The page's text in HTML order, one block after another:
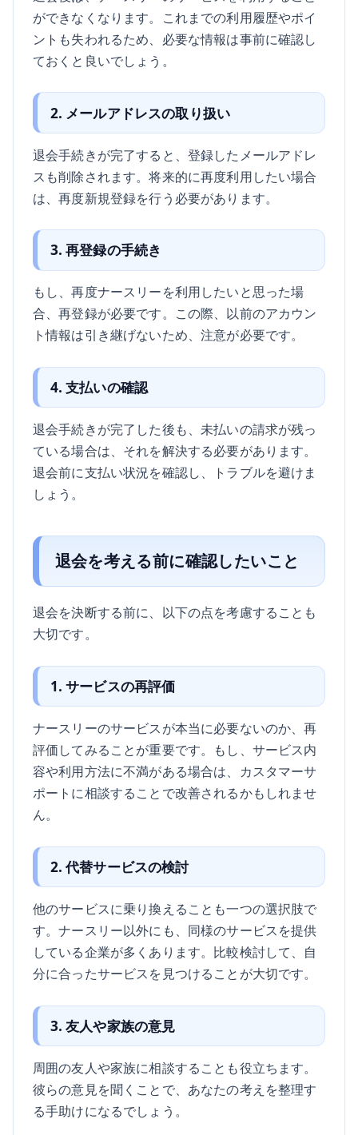
ができなくなります。これまでの利用履歴やポイ
ントも失われるため、必要な情報は事前に確認し
ておくと良いでしょう。
2. メールアドレスの取り扱い
退会手続きが完了すると、登録したメールアドレ
スも削除されます。将来的に再度利用したい場合
は、再度新規登録を行う必要があります。
3. 再登録の手続き
もし、再度ナースリーを利用したいと思った場
合、再登録が必要です。この際、以前のアカウン
ト情報は引き継げないため、注意が必要です。
4. 支払いの確認
退会手続きが完了した後も、未払いの請求が残っ
ている場合は、それを解決する必要があります。
退会前に支払い状況を確認し、トラブルを避けま
しょう。
退会を考える前に確認したいこと
退会を決断する前に、以下の点を考慮することも
大切です。
1. サービスの再評価
ナースリーのサービスが本当に必要ないのか、再
評価してみることが重要です。もし、サービス内
容や利用方法に不満がある場合は、カスタマーサ
ポートに相談することで改善されるかもしれませ
ん。
2. 代替サービスの検討
他のサービスに乗り換えることも一つの選択肢で
す。ナースリー以外にも、同様のサービスを提供
している企業が多くあります。比較検討して、自
分に合ったサービスを見つけることが大切です。
3. 友人や家族の意見
周囲の友人や家族に相談することも役立ちます。
彼らの意見を聞くことで、あなたの考えを整理す
る手助けになるでしょう。